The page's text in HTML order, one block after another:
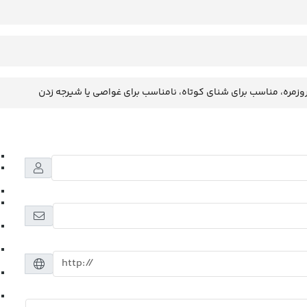
مناسب برای شنای کوتاه، نامناسب برای غواصی یا شیرجه زدن